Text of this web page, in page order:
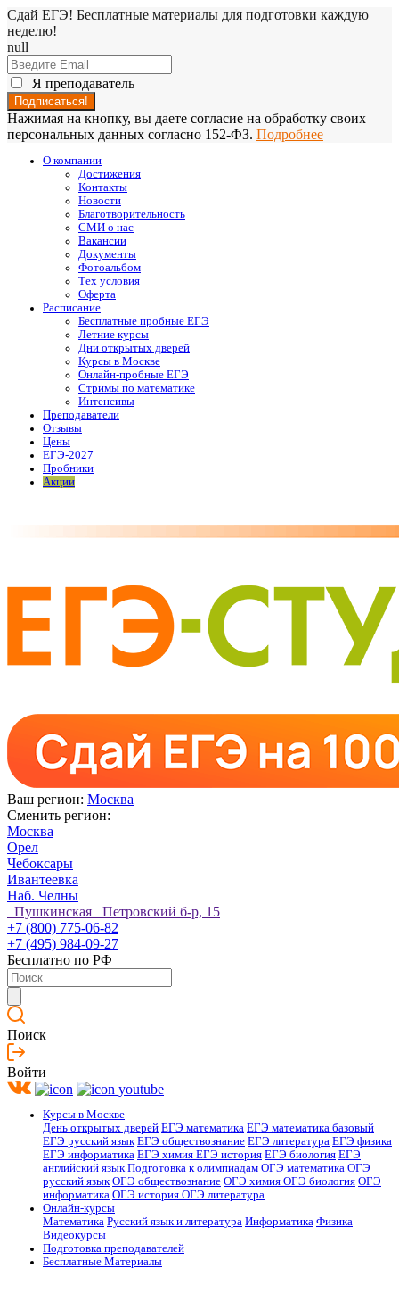
Сдай ЕГЭ! Бесплатные материалы для подготовки каждую
неделю!
null
Я преподаватель
Нажимая на кнопку, вы даете согласие на обработку своих
персональных данных согласно 152-ФЗ. Подробнее
О компании
Достижения
Контакты
Новости
Благотворительность
СМИ о нас
Вакансии
Документы
Фотоальбом
Тех условия
Оферта
Расписание
Бесплатные пробные ЕГЭ
Летние курсы
Дни открытых дверей
Курсы в Москве
Онлайн-пробные ЕГЭ
Стримы по математике
Интенсивы
Преподаватели
Отзывы
Цены
ЕГЭ-2027
Пробники
Акции
Ваш регион: Москва
Сменить регион:
Москва
Орел
Чебоксары
Ивантеевка
Наб. Челны
Пушкинская Петровский б-р, 15
+7 (800) 775-06-82
+7 (495) 984-09-27
Бесплатно по РФ
Поиск
Войти
Курсы в Москве
День открытых дверей ЕГЭ математика ЕГЭ математика базовый
ЕГЭ русский язык ЕГЭ обществознание ЕГЭ литература ЕГЭ физика
ЕГЭ информатика ЕГЭ химия ЕГЭ история ЕГЭ биология ЕГЭ
английский язык Подготовка к олимпиадам ОГЭ математика ОГЭ
русский язык ОГЭ обществознание ОГЭ химия ОГЭ биология ОГЭ
информатика ОГЭ история ОГЭ литература
Онлайн-курсы
Математика Русский язык и литература Информатика Физика
Видеокурсы
Подготовка преподавателей
Бесплатные Материалы